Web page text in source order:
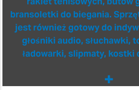
bransoletki do biegania.
jest również gotowy do
głośniki audio, słuchawki,
ładowarki, slipmaty, kostki